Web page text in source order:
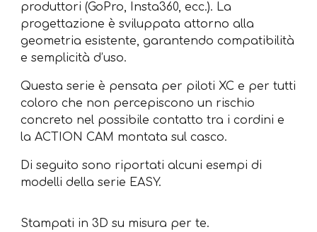
produttori (GoPro, Insta360, ecc.). La
progettazione è sviluppata attorno alla
geometria esistente, garantendo compatibilità
e semplicità d’uso.
Questa serie è pensata per piloti XC e per tutti
coloro che non percepiscono un rischio
concreto nel possibile contatto tra i cordini e
la ACTION CAM montata sul casco.
Di seguito sono riportati alcuni esempi di
modelli della serie EASY.
Stampati in 3D su misura per te.